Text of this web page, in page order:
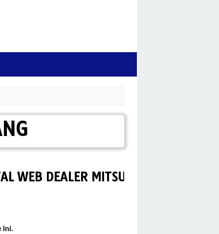
DEALER MITSUBISHI MAGELANG
Ini.